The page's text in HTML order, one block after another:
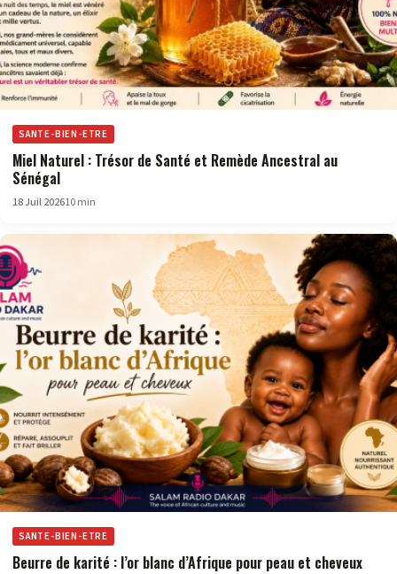
SANTE-BIEN-ETRE
Miel Naturel : Trésor de Santé et Remède Ancestral au
Sénégal
18 Juil 202610 min
SANTE-BIEN-ETRE
Beurre de karité : l’or blanc d’Afrique pour peau et cheveux